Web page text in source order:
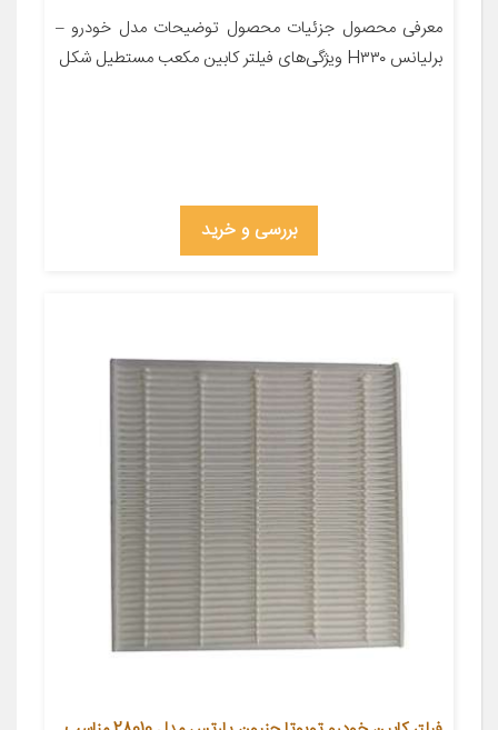
معرفی محصول جزئیات محصول توضیحات مدل خودرو –
برلیانس H۳۳۰ ویژگی‌های فیلتر کابین مکعب مستطیل شکل
بررسی و خرید